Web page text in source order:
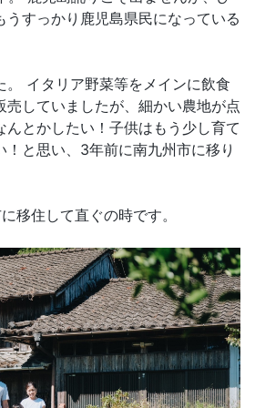
うすっかり鹿児島県民になっている
。 イタリア野菜等をメインに飲食
売していましたが、細かい農地が点
んとかしたい！子供はもう少し育て
と思い、3年前に南九州市に移り
移住して直ぐの時です。